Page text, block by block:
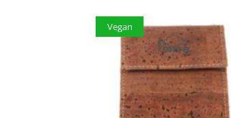
Vegan